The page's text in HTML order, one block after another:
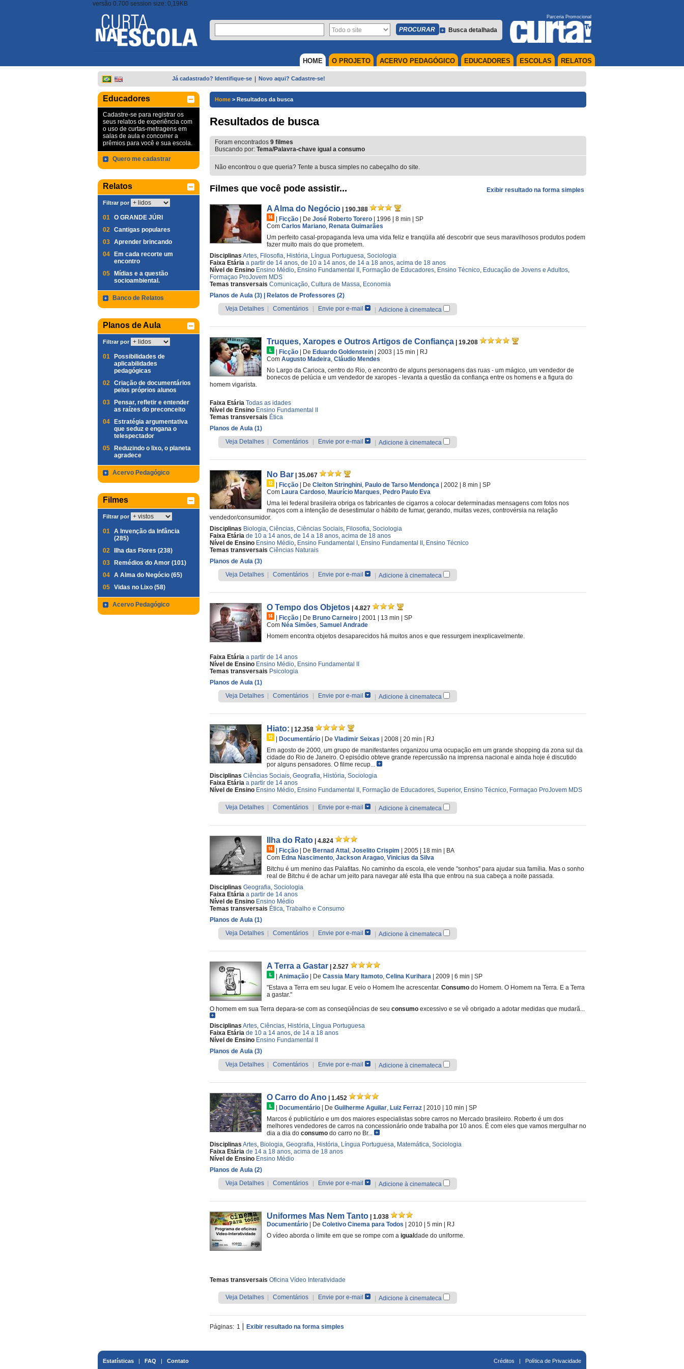
versão 0.700 session size: 0,19KB
Busca detalhada
Parceria Promocional
RELATOS
ESCOLAS
EDUCADORES
ACERVO PEDAGÓGICO
O PROJETO
HOME
Já cadastrado? Identifique-se Novo aqui? Cadastre-se!
Educadores
Cadastre-se para registrar os
seus relatos de experiência com
o uso de curtas-metragens em
salas de aula e concorrer a
prêmios para você e sua escola.
Quero me cadastrar
Relatos
Filtrar por
01 O GRANDE JÚRI
02 Cantigas populares
03 Aprender brincando
04
Em cada recorte um
encontro
05
Mídias e a questão
socioambiental.
Banco de Relatos
Planos de Aula
Filtrar por
01
Possibilidades de
aplicabilidades
pedagógicas
02 Criação de documentários
pelos próprios alunos
03
Pensar, refletir e entender
as raízes do preconceito
04
Estratégia argumentativa
que seduz e engana o
telespectador
05
Reduzindo o lixo, o planeta
agradece
Acervo Pedagógico
Filmes
Filtrar por
01 A Invenção da Infância
(285)
02
Ilha das Flores (238)
03
Remédios do Amor (101)
04 A Alma do Negócio (65)
05 Vidas no Lixo (58)
Acervo Pedagógico
Home > Resultados da busca
Resultados de busca
Foram encontrados 9 filmes
Buscando por: Tema/Palavra-chave igual a consumo
Não encontrou o que queria? Tente a busca simples no cabeçalho do site.
Exibir resultado na forma simples
Filmes que você pode assistir...
A Alma do Negócio
| 190.388
Ficção De José Roberto Torero | 1996 | 8 min
SP
Com Carlos Mariano, Renata Guimarães
Um perfeito casal-propaganda leva uma vida feliz e tranqüila até descobrir que seus maravilhosos produtos podem
fazer muito mais do que prometem.
Disciplinas Artes, Filosofia, História, Língua Portuguesa, Sociologia
Faixa Etária a partir de 14 anos, de 10 a 14 anos, de 14 a 18 anos, acima de 18 anos
Nível de Ensino Ensino Médio, Ensino Fundamental II , Formação de Educadores, Ensino Técnico, Educação de Jovens e Adultos,
Formaçao ProJovem MDS
Temas transversais Comunicação, Cultura de Massa, Economia
Planos de Aula (3)
| Relatos de Professores (2)
Veja Detalhes
Comentários Envie por e-mail Adicione à cinemateca
Truques, Xaropes e Outros Artigos de Confiança
| 19.208
Ficção De Eduardo Goldenstein | 2003 | 15 min
RJ
Com Augusto Madeira, Cláudio Mendes
No Largo da Carioca, centro do Rio, o encontro de alguns personagens das ruas - um mágico, um vendedor de
bonecos de pelúcia e um vendedor de xaropes - levanta a questão da confiança entre os homens e a figura do
homem vigarista.
Faixa Etária Todas as idades
Nível de Ensino Ensino Fundamental II
Temas transversais Ética
Planos de Aula (1)
Veja Detalhes
Comentários Envie por e-mail Adicione à cinemateca
No Bar
| 35.067
Ficção De Cleiton Stringhini, Paulo de Tarso Mendonça | 2002 | 8 min
SP
Com Laura Cardoso, Maurício Marques, Pedro Paulo Eva
Uma lei federal brasileira obriga os fabricantes de cigarros a colocar determinadas mensagens com fotos nos
maços com a intenção de desestimular o hábito de fumar, gerando, muitas vezes, controvérsia na relação
vendedor/consumidor.
Disciplinas Biologia, Ciências, Ciências Sociais, Filosofia, Sociologia
Faixa Etária de 10 a 14 anos, de 14 a 18 anos, acima de 18 anos
Nível de Ensino Ensino Médio, Ensino Fundamental I , Ensino Fundamental II , Ensino Técnico
Temas transversais Ciências Naturais
Planos de Aula (3)
Veja Detalhes
Comentários Envie por e-mail Adicione à cinemateca
O Tempo dos Objetos
| 4.827
Ficção De Bruno Carneiro | 2001 | 13 min
SP
Com Néa Simões, Samuel Andrade
Homem encontra objetos desaparecidos há muitos anos e que ressurgem inexplicavelmente.
Faixa Etária a partir de 14 anos
Nível de Ensino Ensino Médio, Ensino Fundamental II
Temas transversais Psicologia
Planos de Aula (1)
Veja Detalhes
Comentários Envie por e-mail Adicione à cinemateca
Hiato:
| 12.358
Documentário De Vladimir Seixas | 2008 | 20 min
RJ
Em agosto de 2000, um grupo de manifestantes organizou uma ocupação em um grande shopping da zona sul da
cidade do Rio de Janeiro. O episódio obteve grande repercussão na imprensa nacional e ainda hoje é discutido
por alguns pensadores. O filme recup...
Disciplinas Ciências Sociais, Geografia, História, Sociologia
Faixa Etária a partir de 14 anos
Nível de Ensino Ensino Médio, Ensino Fundamental II , Formação de Educadores, Superior, Ensino Técnico, Formaçao ProJovem MDS
Veja Detalhes Comentários Envie por e-mail Adicione à cinemateca
Ilha do Rato
| 4.824
Ficção De Bernad Attal , Joselito Crispim | 2005 | 18 min
BA
Com Edna Nascimento, Jackson Aragao, Vinicius da Silva
Bitchu é um menino das Palafitas. No caminho da escola, ele vende "sonhos" para ajudar sua família. Mas o sonho
real de Bitchu é de achar um jeito para navegar até esta Ilha que entrou na sua cabeça a noite passada.
Disciplinas Geografia, Sociologia
Faixa Etária a partir de 14 anos
Nível de Ensino Ensino Médio
Temas transversais Ética, Trabalho e Consumo
Planos de Aula (1)
Veja Detalhes
Comentários Envie por e-mail Adicione à cinemateca
A Terra a Gastar
| 2.527
Animação De Cassia Mary Itamoto, Celina Kurihara | 2009 | 6 min
SP
"Estava a Terra em seu lugar. E veio o Homem lhe acrescentar. Consumo do Homem. O Homem na Terra. E a Terra
a gastar."
O homem em sua Terra depara-se com as conseqüências de seu consumo excessivo e se vê obrigado a adotar medidas que mudarã...
Disciplinas Artes, Ciências, História, Língua Portuguesa
Faixa Etária de 10 a 14 anos, de 14 a 18 anos
Nível de Ensino Ensino Fundamental II
Planos de Aula (3)
Veja Detalhes
Comentários Envie por e-mail Adicione à cinemateca
O Carro do Ano
| 1.452
Documentário De Guilherme Aguilar, Luiz Ferraz | 2010 | 10 min
SP
Marcos é publicitário e um dos maiores especialistas sobre carros no Mercado brasileiro. Roberto é um dos
melhores vendedores de carros na concessionário onde trabalha por 10 anos. É com eles que vamos mergulhar no
dia a dia do consumo do carro no Br...
Disciplinas Artes, Biologia, Geografia, História, Língua Portuguesa, Matemática, Sociologia
Faixa Etária de 14 a 18 anos, acima de 18 anos
Nível de Ensino Ensino Médio
Planos de Aula (2)
Veja Detalhes
Comentários Envie por e-mail Adicione à cinemateca
Uniformes Mas Nem Tanto
| 1.038
Documentário
De Coletivo Cinema para Todos | 2010 | 5 min
RJ
O vídeo aborda o limite em que se rompe com a igual dade do uniforme.
Temas transversais Oficina Vídeo Interatividade
Veja Detalhes Comentários Envie por e-mail Adicione à cinemateca
Páginas: 1 Exibir resultado na forma simples
Estatísticas | FAQ | Contato Créditos | Política de Privacidade